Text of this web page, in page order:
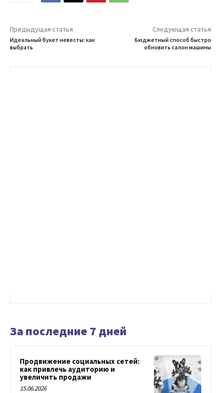
Предыдущая статья
Идеальный букет невесты: как
выбрать
Следующая статья
Бюджетный способ быстро
обновить салон машины
За последние 7 дней
Продвижение социальных сетей:
как привлечь аудиторию и
увеличить продажи
15.06.2026